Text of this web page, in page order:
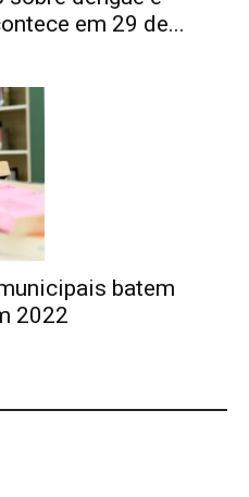
em 29 de...
batem
2022